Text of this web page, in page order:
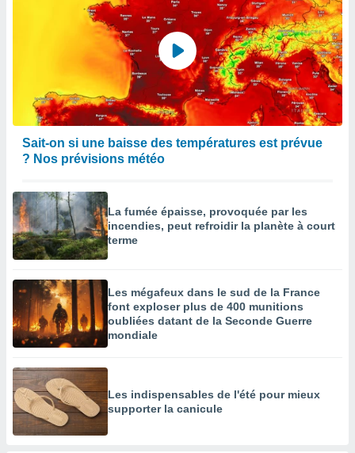
Sait-on si une baisse des températures est prévue
? Nos prévisions météo
La fumée épaisse, provoquée par les
incendies, peut refroidir la planète à court
terme
Les mégafeux dans le sud de la France
font exploser plus de 400 munitions
oubliées datant de la Seconde Guerre
mondiale
Les indispensables de l'été pour mieux
supporter la canicule